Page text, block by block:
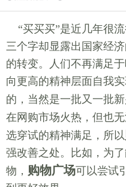
“买买买”是近几年很
三个字却显露出国家经
的转变。人们不再满足
向更高的精神层面自我
的，当然是一批又一批
在网购市场火热，但也
选穿试的精神满足，所以
强改善之处。比如，为
物， 购物广场可以尝试